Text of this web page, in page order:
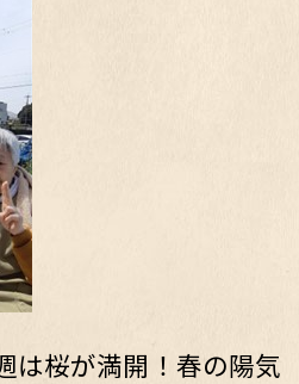
は桜が満開！春の陽気